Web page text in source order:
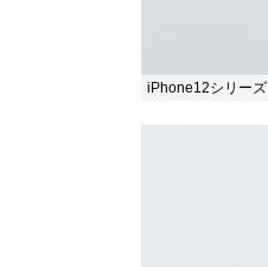
iPhone12シリー